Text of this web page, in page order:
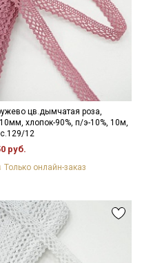
цв.дымчатая роза,
хлопок-90%, п/э-10%, 10м,
12
руб.
Только онлайн-заказ
30% на узкие